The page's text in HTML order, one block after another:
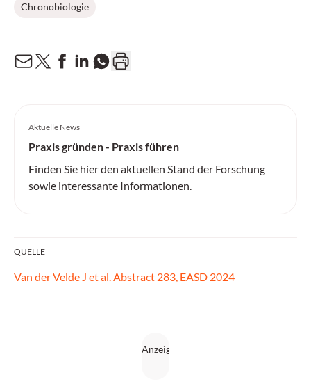
Chronobiologie
Aktuelle News
Praxis gründen - Praxis führen
Finden Sie hier den aktuellen Stand der Forschung
sowie interessante Informationen.
QUELLE
Van der Velde J et al. Abstract 283, EASD 2024